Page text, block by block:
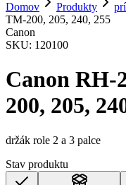
Domov Produkty
TM-200, 205, 240, 255
Canon
SKU: 120100
Canon RH-
200, 205,
držák role 2 a 3 palce
Stav produktu